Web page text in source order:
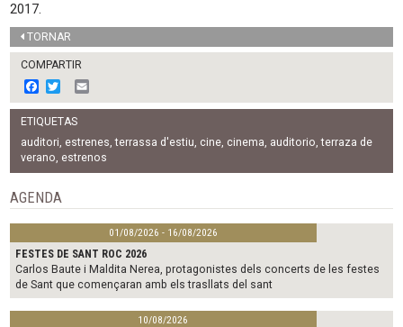
2017.
TORNAR
COMPARTIR
F
a
c
e
b
o
o
w
i
t
t
e
r
m
a
l
ETIQUETAS
auditori, estrenes,terrassa d'estiu, cine, cinema, auditorio,terraza de
verano, estrenos
AGENDA
01/08/2026 - 16/08/2026
FESTES DE SANT ROC 2026
Carlos Baute i Maldita Nerea, protagonistes dels concerts de les festes
de Sant que començaran amb els trasllats del sant
10/08/2026